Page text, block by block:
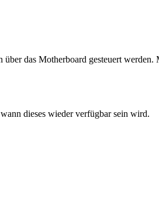
das Motherboard gesteuert werden.
dieses wieder verfügbar sein wird.